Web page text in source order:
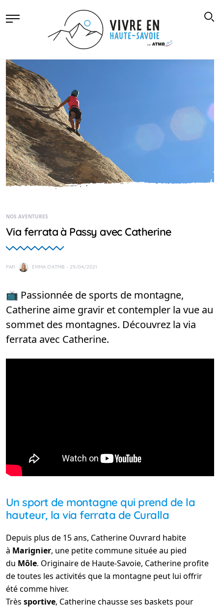
NOS AVENTURES
Via ferrata à Passy avec Catherine
PAR EMMA D'ATMB - 29/04/2021
📺 Passionnée de sports de montagne,
Catherine aime gravir et contempler la vue au
sommet des montagnes. Découvrez la via
ferrata avec Catherine.
Un sport de montagne qui prend de la
hauteur, la via ferrata de Curalla
Depuis plus de 15 ans, Catherine Ouvrard habite
à Marignier, une petite commune située au pied
du Môle. Originaire de Haute-Savoie, Catherine profite
de toutes les activités que la montagne peut lui offrir
été comme hiver.
Très sportive, Catherine chausse ses baskets pour